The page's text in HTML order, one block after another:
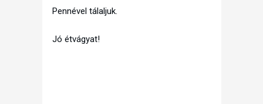
Pennével tálaljuk.
Jó étvágyat!